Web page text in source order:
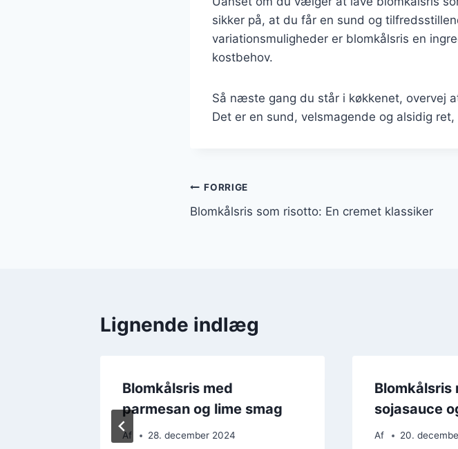
sikker på, at du får en sund og
variationsmuligheder er blomkålsris en
kostbehov.
Så næste gang du står i køkkenet, overvej
Det er en sund, velsmagende og alsidig
Indlægsnavigation
FORRIGE
Blomkålsris som risotto: En cremet klassiker
Lignende indlæg
Blomkålsris med
parmesan og lime smag
Af 28. december 2024
Blomkålsris
sojasauce
Af 20.